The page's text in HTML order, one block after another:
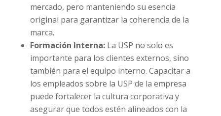
mercado, pero manteniendo su esencia
original para garantizar la coherencia de la
marca.
Formación Interna:La USP no solo es
importante para los clientes externos, sino
también para el equipo interno. Capacitar a
los empleados sobre la USP de la empresa
puede fortalecer la cultura corporativa y
asegurar que todos estén alineados con la